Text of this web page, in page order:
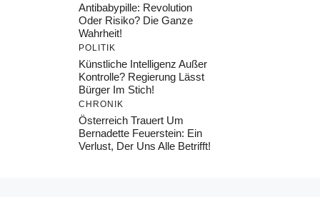
Antibabypille: Revolution
Oder Risiko? Die Ganze
Wahrheit!
POLITIK
Künstliche Intelligenz Außer
Kontrolle? Regierung Lässt
Bürger Im Stich!
CHRONIK
Österreich Trauert Um
Bernadette Feuerstein: Ein
Verlust, Der Uns Alle Betrifft!